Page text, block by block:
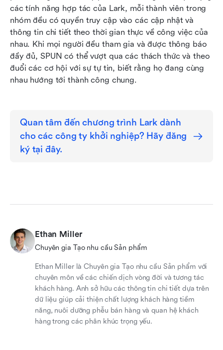
các tính năng hợp tác của Lark, mỗi thành viên trong
nhóm đều có quyền truy cập vào các cập nhật và
thông tin chi tiết theo thời gian thực về công việc của
nhau. Khi mọi người đều tham gia và được thông báo
đầy đủ, SPUN có thể vượt qua các thách thức và theo
đuổi các cơ hội với sự tự tin, biết rằng họ đang cùng
nhau hướng tới thành công chung.
Quan tâm đến chương trình Lark dành
cho các công ty khởi nghiệp? Hãy đăng
ký tại đây.
Ethan Miller
Chuyên gia Tạo nhu cầu Sản phẩm
Ethan Miller là Chuyên gia Tạo nhu cầu Sản phẩm với
chuyên môn về các chiến dịch vòng đời và tương tác
khách hàng. Anh sở hữu các thông tin chi tiết dựa trên
dữ liệu giúp cải thiện chất lượng khách hàng tiềm
năng, nuôi dưỡng phễu bán hàng và quan hệ khách
hàng trong các phân khúc trọng yếu.